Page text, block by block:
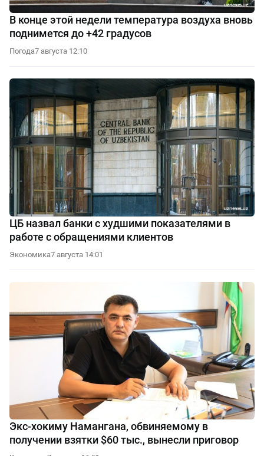
В конце этой недели температура воздуха вновь
поднимется до +42 градусов
Погода7 августа 12:10
ЦБ назвал банки с худшими показателями в
работе с обращениями клиентов
Экономика7 августа 14:01
Экс-хокиму Намангана, обвиняемому в
получении взятки $60 тыс., вынесли приговор